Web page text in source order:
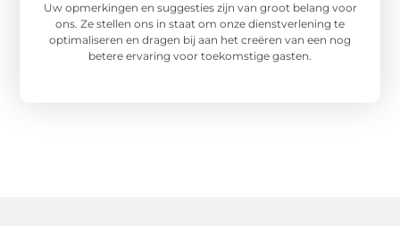
Uw opmerkingen en suggesties zijn van groot belang voor
ons. Ze stellen ons in staat om onze dienstverlening te
optimaliseren en dragen bij aan het creëren van een nog
betere ervaring voor toekomstige gasten.